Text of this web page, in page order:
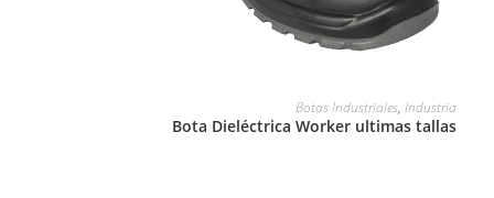
Botas Industriales,Industria
Bota Dieléctrica Worker ultimas tallas